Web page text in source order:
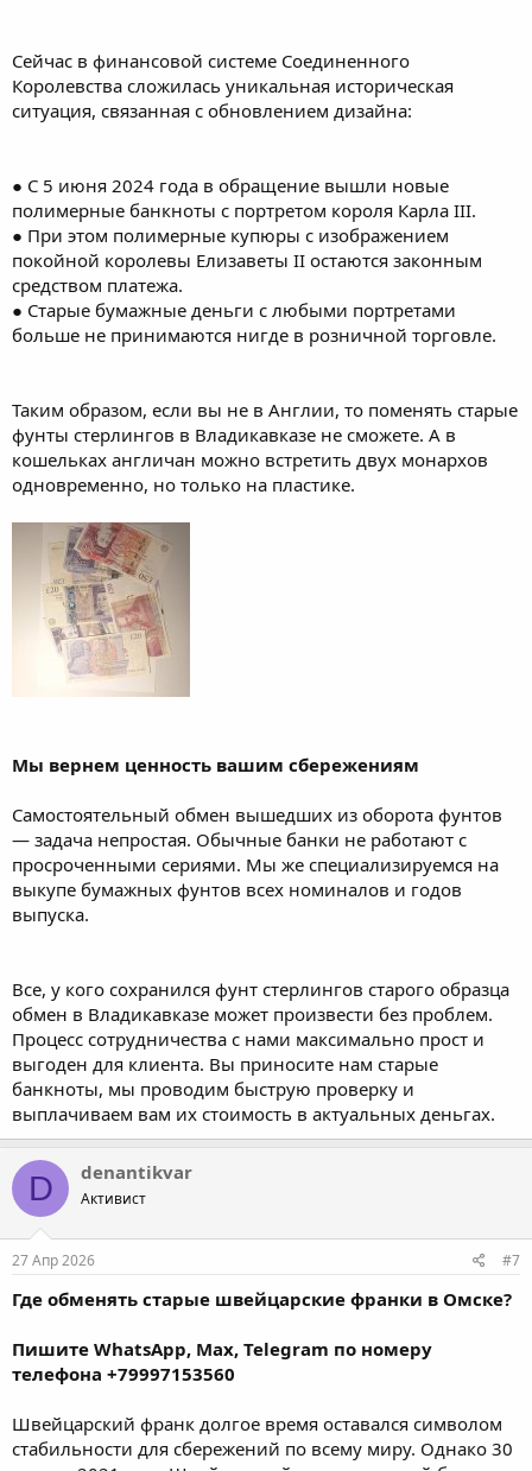
Сейчас в финансовой системе Соединенного
Королевства сложилась уникальная историческая
ситуация, связанная с обновлением дизайна:
● С 5 июня 2024 года в обращение вышли новые
полимерные банкноты с портретом короля Карла III.
● При этом полимерные купюры с изображением
покойной королевы Елизаветы II остаются законным
средством платежа.
● Старые бумажные деньги с любыми портретами
больше не принимаются нигде в розничной торговле.
Таким образом, если вы не в Англии, то поменять старые
фунты стерлингов в Владикавказе не сможете. А в
кошельках англичан можно встретить двух монархов
одновременно, но только на пластике.
Мы вернем ценность вашим сбережениям
Самостоятельный обмен вышедших из оборота фунтов
— задача непростая. Обычные банки не работают с
просроченными сериями. Мы же специализируемся на
выкупе бумажных фунтов всех номиналов и годов
выпуска.
Все, у кого сохранился фунт стерлингов старого образца
обмен в Владикавказе может произвести без проблем.
Процесс сотрудничества с нами максимально прост и
выгоден для клиента. Вы приносите нам старые
банкноты, мы проводим быструю проверку и
выплачиваем вам их стоимость в актуальных деньгах.
D denantikvar
Активист
27 Апр 2026 #7
Где обменять старые швейцарские франки в Омске?
Пишите WhatsApp, Max, Telegram по номеру
телефона +79997153560
Швейцарский франк долгое время оставался символом
стабильности для сбережений по всему миру. Однако 30